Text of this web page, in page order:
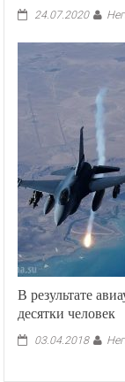
24.07.2020
В результате
десятки человек
03.04.2018